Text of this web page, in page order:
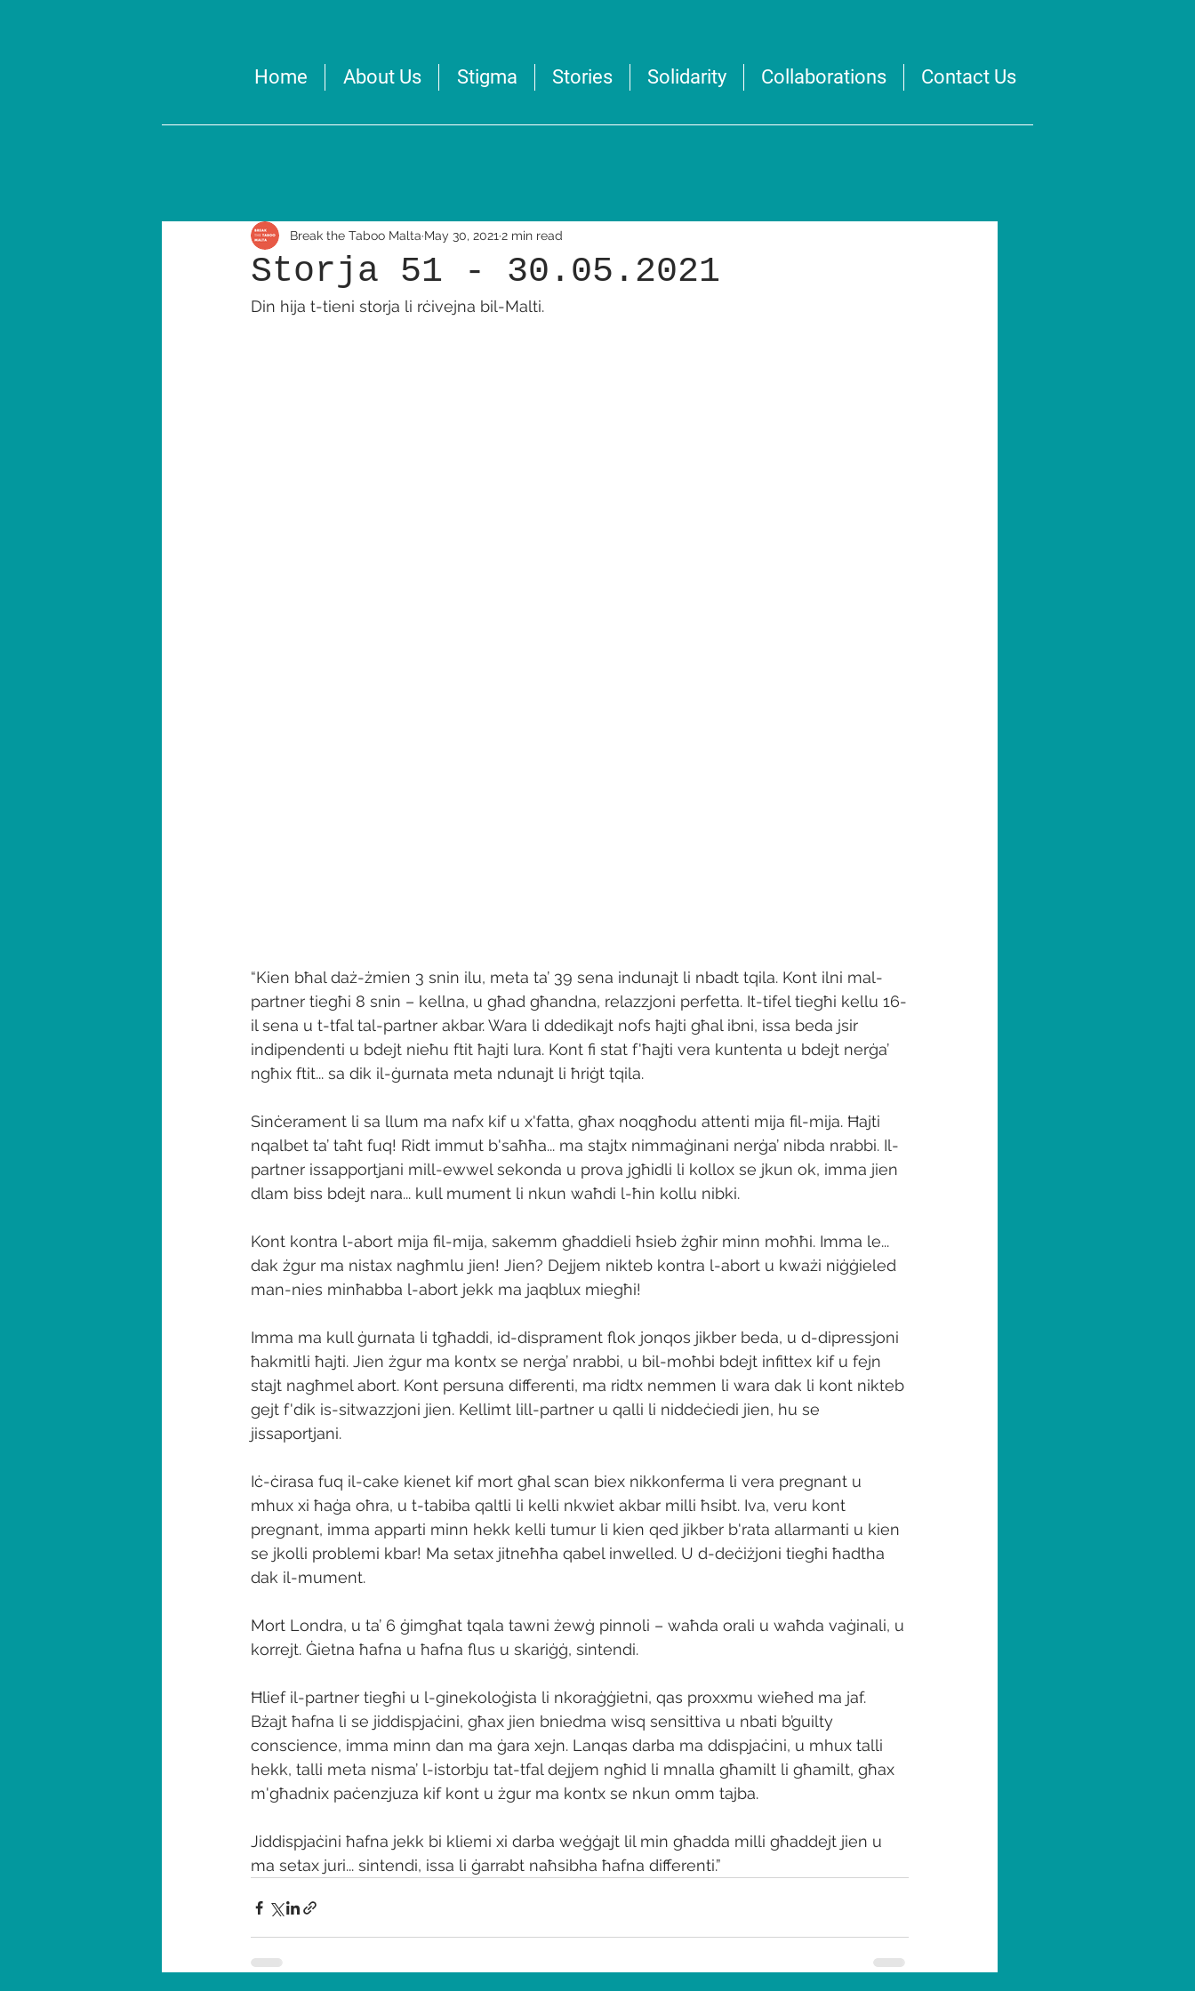
Home About Us Stigma Stories Solidarity Collaborations Contact Us
Storja 51 - 30.05.2021
Break the Taboo Malta May 30, 2021 2 min read
Din hija t-tieni storja li rċivejna bil-Malti.
“Kien bħal daż-żmien 3 snin ilu, meta ta’ 39 sena indunajt li nbadt tqila. Kont ilni mal-
partner tiegħi 8 snin – kellna, u għad għandna, relazzjoni perfetta. It-tifel tiegħi kellu 16-
il sena u t-tfal tal-partner akbar. Wara li ddedikajt nofs ħajti għal ibni, issa beda jsir
indipendenti u bdejt nieħu ftit ħajti lura. Kont fi stat f'ħajti vera kuntenta u bdejt nerġa’
ngħix ftit... sa dik il-ġurnata meta ndunajt li ħriġt tqila.
Sinċerament li sa llum ma nafx kif u x'fatta, għax noqgħodu attenti mija fil-mija. Ħajti
nqalbet ta’ taħt fuq! Ridt immut b'saħħa... ma stajtx nimmaġinani nerġa’ nibda nrabbi. Il-
partner issapportjani mill-ewwel sekonda u prova jgħidli li kollox se jkun ok, imma jien
dlam biss bdejt nara... kull mument li nkun waħdi l-ħin kollu nibki.
Kont kontra l-abort mija fil-mija, sakemm għaddieli ħsieb żgħir minn moħħi. Imma le...
dak żgur ma nistax nagħmlu jien! Jien? Dejjem nikteb kontra l-abort u kważi niġġieled
man-nies minħabba l-abort jekk ma jaqblux miegħi!
Imma ma kull ġurnata li tgħaddi, id-disprament flok jonqos jikber beda, u d-dipressjoni
ħakmitli ħajti. Jien żgur ma kontx se nerġa’ nrabbi, u bil-moħbi bdejt infittex kif u fejn
stajt nagħmel abort. Kont persuna differenti, ma ridtx nemmen li wara dak li kont nikteb
gejt f'dik is-sitwazzjoni jien. Kellimt lill-partner u qalli li niddeċiedi jien, hu se
jissaportjani.
Iċ-ċirasa fuq il-cake kienet kif mort għal scan biex nikkonferma li vera pregnant u
mhux xi ħaġa oħra, u t-tabiba qaltli li kelli nkwiet akbar milli ħsibt. Iva, veru kont
pregnant, imma apparti minn hekk kelli tumur li kien qed jikber b'rata allarmanti u kien
se jkolli problemi kbar! Ma setax jitneħħa qabel inwelled. U d-deċiżjoni tiegħi ħadtha
dak il-mument.
Mort Londra, u ta’ 6 ġimgħat tqala tawni żewġ pinnoli – waħda orali u waħda vaġinali, u
korrejt. Ġietna ħafna u ħafna flus u skariġġ, sintendi.
Ħlief il-partner tiegħi u l-ginekoloġista li nkoraġġietni, qas proxxmu wieħed ma jaf.
Bżajt ħafna li se jiddispjaċini, għax jien bniedma wisq sensittiva u nbati b’guilty
conscience, imma minn dan ma ġara xejn. Lanqas darba ma ddispjaċini, u mhux talli
hekk, talli meta nisma’ l-istorbju tat-tfal dejjem ngħid li mnalla għamilt li għamilt, għax
m'għadnix paċenzjuza kif kont u żgur ma kontx se nkun omm tajba.
Jiddispjaċini ħafna jekk bi kliemi xi darba weġġajt lil min għadda milli għaddejt jien u
ma setax juri... sintendi, issa li ġarrabt naħsibha ħafna differenti.”